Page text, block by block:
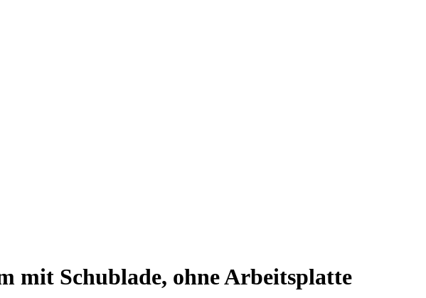
mit Schublade, ohne Arbeitsplatte